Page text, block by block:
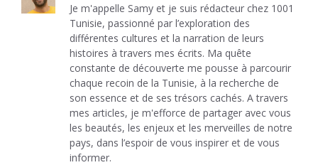
Je m'appelle Samy et je suis rédacteur chez 1001
Tunisie, passionné par l’exploration des
différentes cultures et la narration de leurs
histoires à travers mes écrits. Ma quête
constante de découverte me pousse à parcourir
chaque recoin de la Tunisie, à la recherche de
son essence et de ses trésors cachés. A travers
mes articles, je m'efforce de partager avec vous
les beautés, les enjeux et les merveilles de notre
pays, dans l’espoir de vous inspirer et de vous
informer.